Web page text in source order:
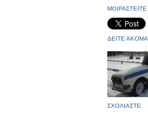
ΜΟΙΡΑΣΤΕΙΤΕ
ΔΕΙΤΕ ΑΚΟΜΑ
ΣΧΟΛΙΑΣΤΕ